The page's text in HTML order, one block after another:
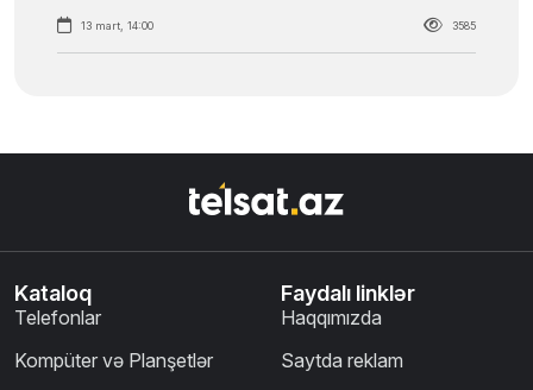
13 mart, 14:00 3585
Kataloq
Telefonlar
Kompüter və Planşetlər
Faydalı linklər
Haqqımızda
Saytda reklam